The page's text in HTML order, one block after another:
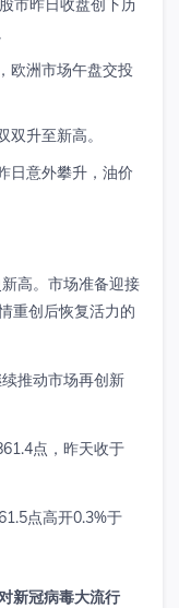
欧洲市场午盘交投
升至新高。
日意外攀升，油价
高。市场准备迎接
重创后恢复活力的
推动市场再创新
点，昨天收于
点高开0.3%于
新冠病毒大流行